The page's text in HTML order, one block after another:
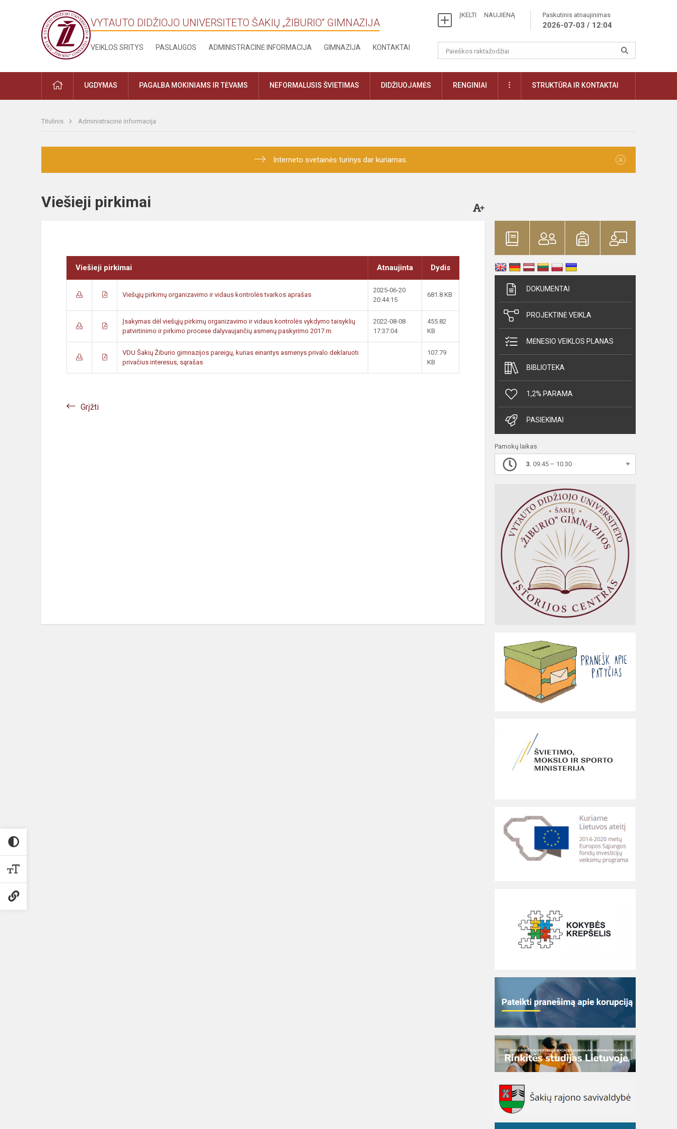
VYTAUTO DIDŽIOJO UNIVERSITETO ŠAKIŲ „ŽIBURIO“ GIMNAZIJA
VEIKLOS SRITYS PASLAUGOS ADMINISTRACINĖ INFORMACIJA GIMNAZIJA KONTAKTAI
ĮKELTI NAUJIENĄ Paskutinis atnaujinimas
2026-07-03 / 12:04
UGDYMAS PAGALBA MOKINIAMS IR TĖVAMS NEFORMALUSIS ŠVIETIMAS DIDŽIUOJAMĖS RENGINIAI STRUKTŪRA IR KONTAKTAI
Titulinis Administracinė informacija
Interneto svetainės turinys dar kuriamas. ×
Viešieji pirkimai
Viešieji pirkimai Atnaujinta Dydis
Viešųjų pirkimų organizavimo ir vidaus kontrolės tvarkos aprašas
2025-06-20
20:44:15
681.8 KB
Įsakymas dėl viešųjų pirkimų organizavimo ir vidaus kontrolės vykdymo taisyklių
patvirtinimo ir pirkimo procese dalyvaujančių asmenų paskyrimo 2017 m.
2022-08-08
17:37:04
455.82
KB
VDU Šakių Žiburio gimnazijos pareigų, kurias einantys asmenys privalo deklaruoti
privačius interesus, sąrašas
107.79
KB
Grįžti
DOKUMENTAI
PROJEKTINĖ VEIKLA
MĖNESIO VEIKLOS PLANAS
BIBLIOTEKA
1,2% PARAMA
PASIEKIMAI
Pamokų laikas
3. 09.45 – 10.30